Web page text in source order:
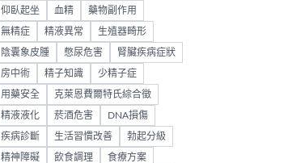
仰臥起坐 血精 藥物副作用
無精症 精液異常 生殖器畸形
陰囊象皮腫 憋尿危害 腎臟疾病症狀
房中術 精子知識 少精子症
用藥安全 克萊恩費爾特氏綜合徵
精液液化 菸酒危害 DNA損傷
疾病診斷 生活習慣改善 勃起分級
精神障礙 飲食調理 食療方案